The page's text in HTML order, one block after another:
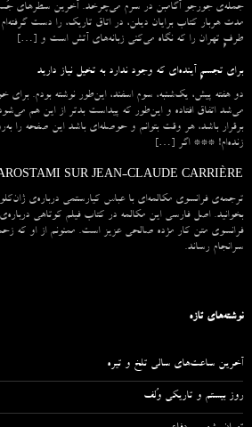
جمله‌ی جورجو آگامبن در سرم می‌چرخد. آخرین سطرهای
مدت هربار کتاب برایان دیلن، در اتاق تاریک، را دست
طرفِ تهران را که نگاه می‌کنی زبانه‌های آتش است و […]
برای تجسمِ آینده‌ای که وجود ندارد به تخیل نیاز دارید
دو هفته پیش، یک‌شنبه، سوم اسفند، این‌طور نوشته بودم. برای
می‌شد اتفاق افتاده و این‌طور که پیداست بدتر از این هم
برقرار باشد، هر وقت بتوانم و حوصله‌ای باشد این صفحه را
زنده‌ام! *** اگر […]
SUR JEAN-CLAUDE CARRIÈRE
ترجمه‌ی فرانسوی مکالمه‌ای با عباس کیارستمی درباره‌ی
بخوانید. اصل فارسی این مکالمه در کتاب فیلم کوتاهی
فرانسوی متن کار مژده صالحی عزیز است. ممنونم از او که
سرانجام رساند.
نوشته‌های تازه
آخرین ساعت‌های سالی تلخ و تیره
روز بیستم و تاریکی وُلف